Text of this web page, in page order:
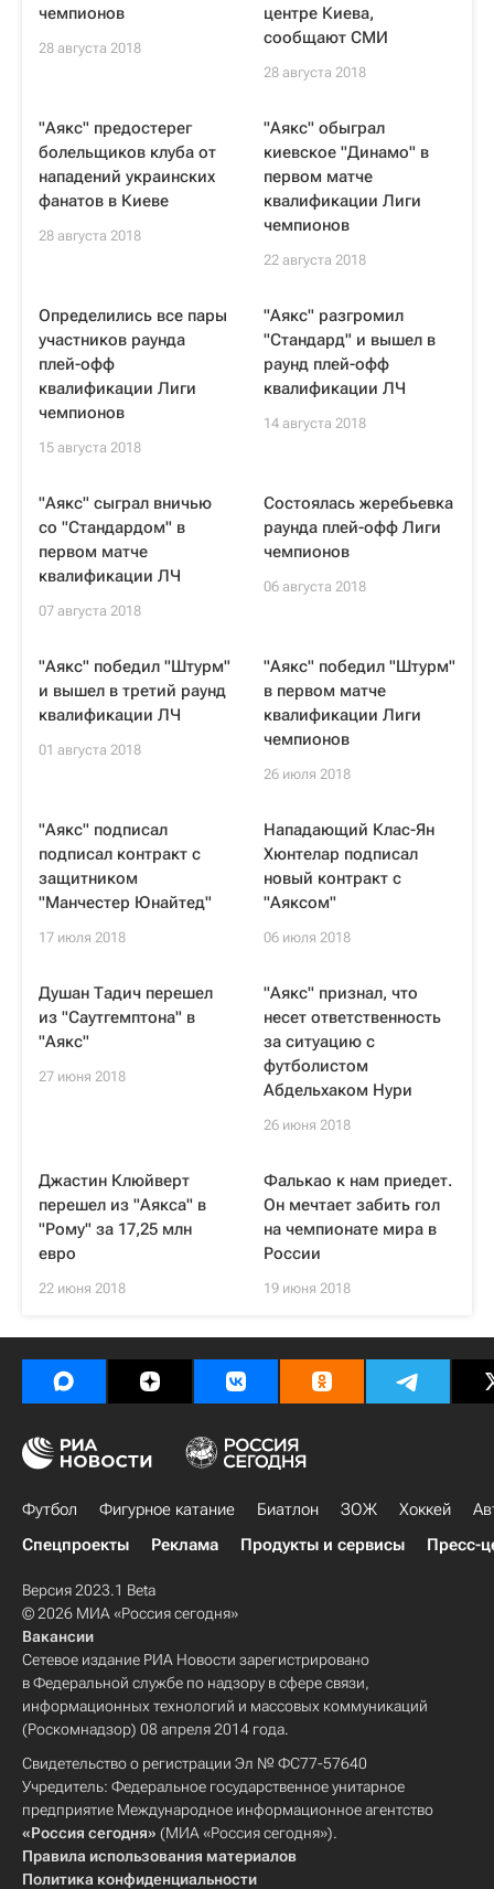
чемпионов
28 августа 2018
центре Киева,
сообщают СМИ
28 августа 2018
"Аякс" предостерег
болельщиков клуба от
нападений украинских
фанатов в Киеве
28 августа 2018
"Аякс" обыграл
киевское "Динамо" в
первом матче
квалификации Лиги
чемпионов
22 августа 2018
Определились все пары
участников раунда
плей-офф
квалификации Лиги
чемпионов
15 августа 2018
"Аякс" разгромил
"Стандард" и вышел в
раунд плей-офф
квалификации ЛЧ
14 августа 2018
"Аякс" сыграл вничью
со "Стандардом" в
первом матче
квалификации ЛЧ
07 августа 2018
Состоялась жеребьевка
раунда плей-офф Лиги
чемпионов
06 августа 2018
"Аякс" победил "Штурм"
и вышел в третий раунд
квалификации ЛЧ
01 августа 2018
"Аякс" победил "Штурм"
в первом матче
квалификации Лиги
чемпионов
26 июля 2018
"Аякс" подписал
подписал контракт с
защитником
"Манчестер Юнайтед"
17 июля 2018
Нападающий Клас-Ян
Хюнтелар подписал
новый контракт с
"Аяксом"
06 июля 2018
Душан Тадич перешел
из "Саутгемптона" в
"Аякс"
27 июня 2018
"Аякс" признал, что
несет ответственность
за ситуацию с
футболистом
Абдельхаком Нури
26 июня 2018
Джастин Клюйверт
перешел из "Аякса" в
"Рому" за 17,25 млн
евро
22 июня 2018
Фалькао к нам приедет.
Он мечтает забить гол
на чемпионате мира в
России
19 июня 2018
Футбол Фигурное катание Биатлон ЗОЖ Хоккей
Спецпроекты
Реклама Продукты и сервисы Пресс-
Версия 2023.1 Beta
© 2026 МИА «Россия сегодня»
Вакансии
Сетевое издание РИА Новости зарегистрировано
в Федеральной службе по надзору в сфере связи,
информационных технологий и массовых коммуникаций
(Роскомнадзор) 08 апреля 2014 года.
Свидетельство о регистрации Эл № ФС77-57640
Учредитель: Федеральное государственное унитарное
предприятие Международное информационное агентство
«Россия сегодня» (МИА «Россия сегодня»).
Правила использования материалов
Политика конфиденциальности